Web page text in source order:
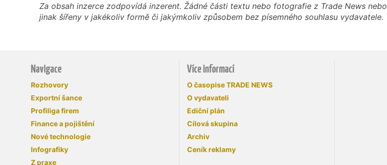
Za obsah inzerce zodpovídá inzerent. Žádné části textu nebo fotografie z Trade News nebo
jinak šířeny v jakékoliv formě či jakýmkoliv způsobem bez písemného souhlasu vydavatele.
Navigace
Rozhovory
Exportní šance
Profiliga firem
Finance a pojištění
Nové technologie
Infografiky
Z praxe
Více informací
O časopise TRADE NEWS
O vydavateli
Ediční plán
Cílová skupina
Archiv
Ceník reklamy